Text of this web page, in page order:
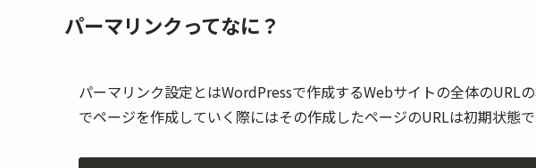
パーマリンクってなに？
パーマリンク設定とはWordPressで作成するWebサイトの全体のURL
でページを作成していく際にはその作成したページのURLは初期状態